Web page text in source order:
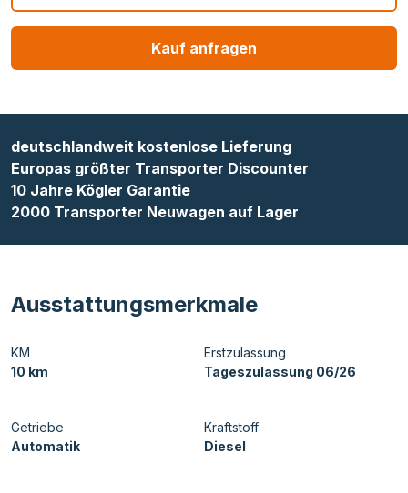
Kauf anfragen
deutschlandweit kostenlose Lieferung
Europas größter Transporter Discounter
10 Jahre Kögler Garantie
2000 Transporter Neuwagen auf Lager
Ausstattungsmerkmale
KM
10 km
Erstzulassung
Tageszulassung 06/26
Getriebe
Automatik
Kraftstoff
Diesel